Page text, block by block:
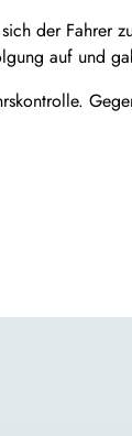
der Fahrer
auf und